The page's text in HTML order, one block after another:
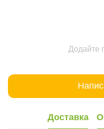
Додайте
Доставка